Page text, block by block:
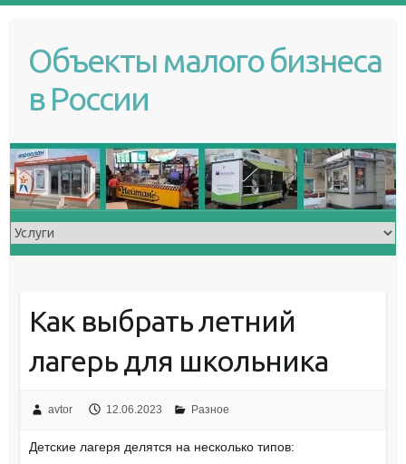
Объекты малого бизнеса
в России
Как выбрать летний
лагерь для школьника
avtor 12.06.2023 Разное
Детские лагеря делятся на несколько типов: